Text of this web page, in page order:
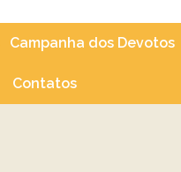
Campanha dos Devotos
Contatos